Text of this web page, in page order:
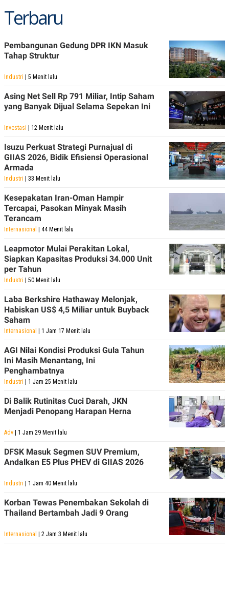
C
A
M
Y
L
E
A
E
.
I
L
N
G
N
N
C
T
A
K
N
E
A
M
I
E
N
E
P
A
P
A
D
V
E
I
S
I
G
K
G
M
E
D
A
.
I
D
SITEMAPPROFILETERM
OF
PEDOMAN
SIBER
PRIVACY
Terbaru
Pembangunan Gedung DPR IKN Masuk
Tahap Struktur
Industri | 5 Menit lalu
Asing Net Sell Rp 791 Miliar, Intip Saham
yang Banyak Dijual Selama Sepekan Ini
Investasi | 12 Menit lalu
Isuzu Perkuat Strategi Purnajual di
GIIAS 2026, Bidik Efisiensi Operasional
Armada
Industri | 33 Menit lalu
Kesepakatan Iran-Oman Hampir
Tercapai, Pasokan Minyak Masih
Terancam
Internasional | 44 Menit lalu
Leapmotor Mulai Perakitan Lokal,
Siapkan Kapasitas Produksi 34.000 Unit
per Tahun
Industri | 50 Menit lalu
Laba Berkshire Hathaway Melonjak,
Habiskan US$ 4,5 Miliar untuk Buyback
Saham
Internasional | 1 Jam 17 Menit lalu
AGI Nilai Kondisi Produksi Gula Tahun
Ini Masih Menantang, Ini
Penghambatnya
Industri | 1 Jam 25 Menit lalu
Di Balik Rutinitas Cuci Darah, JKN
Menjadi Penopang Harapan Herna
Adv | 1 Jam 29 Menit lalu
DFSK Masuk Segmen SUV Premium,
Andalkan E5 Plus PHEV di GIIAS 2026
Industri | 1 Jam 40 Menit lalu
Korban Tewas Penembakan Sekolah di
Thailand Bertambah Jadi 9 Orang
Internasional | 2 Jam 3 Menit lalu